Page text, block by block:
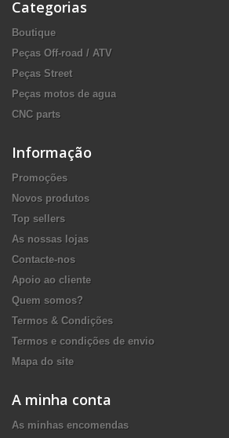
Categorias
Boutique
Peças Off-road / ATV
Peças Street
Peças motos de agua
CNC parts
Informação
Promoções
Novos produtos
Top sellers
As nossas lojas
Contacte-nos
Apoio ao cliente
Quem somos?
Termos & Condições
Termos e condições de envio
Mapa do site
A minha conta
As minhas encomendas